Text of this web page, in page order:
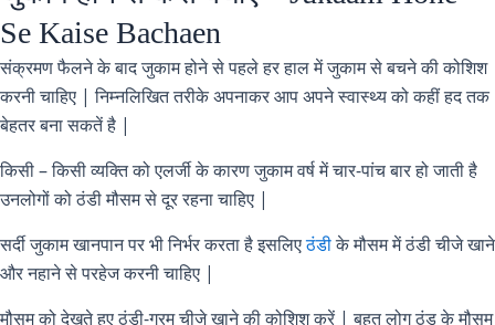
Se Kaise Bachaen
संक्रमण फैलने के बाद जुकाम होने से पहले हर हाल में जुकाम से बचने की कोशिश
करनी चाहिए | निम्नलिखित तरीके अपनाकर आप अपने स्वास्थ्य को कहीं हद तक
बेहतर बना सकतें है |
किसी – किसी व्यक्ति को एलर्जी के कारण जुकाम वर्ष में चार-पांच बार हो जाती है
उनलोगों को ठंडी मौसम से दूर रहना चाहिए |
सर्दी जुकाम खानपान पर भी निर्भर करता है इसलिएठंडीके मौसम में ठंडी चीजे खाने
और नहाने से परहेज करनी चाहिए |
मौसम को देखते हुए ठंडी-गरम चीजे खाने की कोशिश करें | बहुत लोग ठंड के मौसम